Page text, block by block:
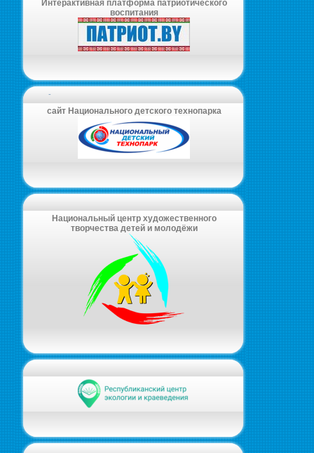
Интерактивная платформа патриотического
воспитания
-
сайт Национального детского технопарка
Национальный центр художественного
творчества детей и молодёжи